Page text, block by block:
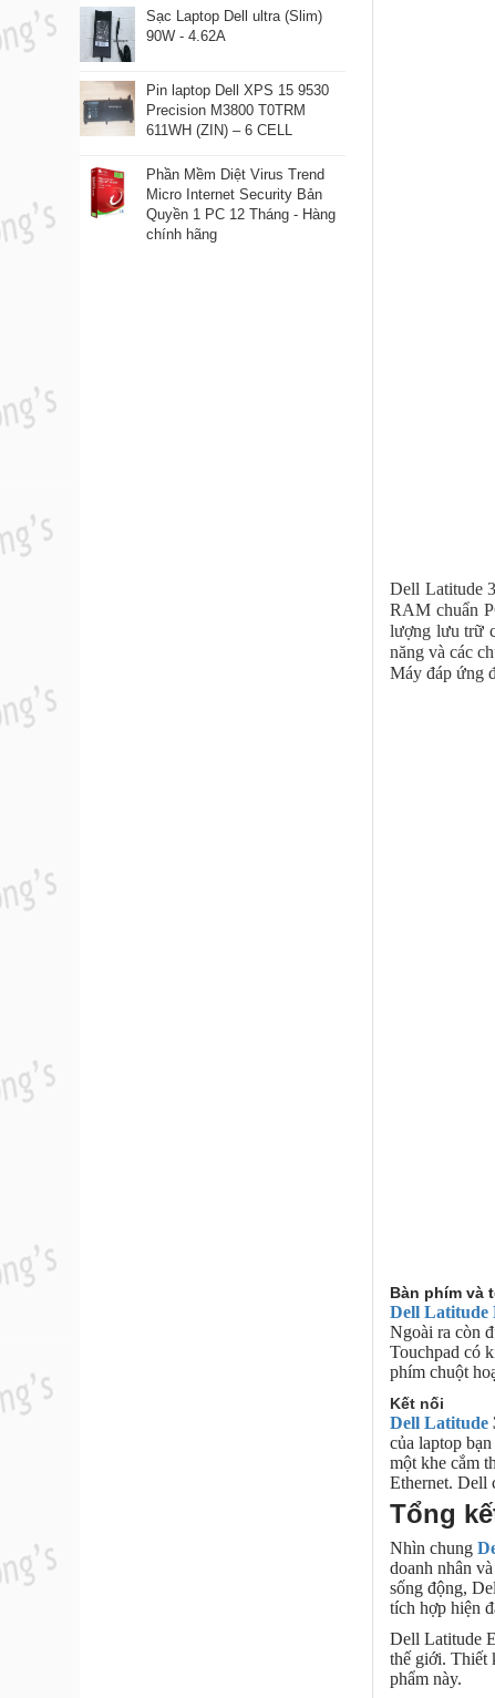
Sạc Laptop Dell ultra (Slim)
90W - 4.62A
Pin laptop Dell XPS 15 9530
Precision M3800 T0TRM
611WH (ZIN) – 6 CELL
Phần Mềm Diệt Virus Trend
Micro Internet Security Bản
Quyền 1 PC 12 Tháng - Hàng
chính hãng
Dell Latitude
RAM chuẩn
lượng lưu trữ
năng và các
Máy đáp ứng
Bàn phím và
Dell Latitude
Ngoài ra còn
Touchpad có
phím chuột
Kết nối
Dell Latitude
của laptop
một khe cắm
Ethernet. Dell
Tổng
Nhìn chung
doanh nhân
sống động,
tích hợp hiện
Dell Latitude
thế giới. Thiết
phẩm này.